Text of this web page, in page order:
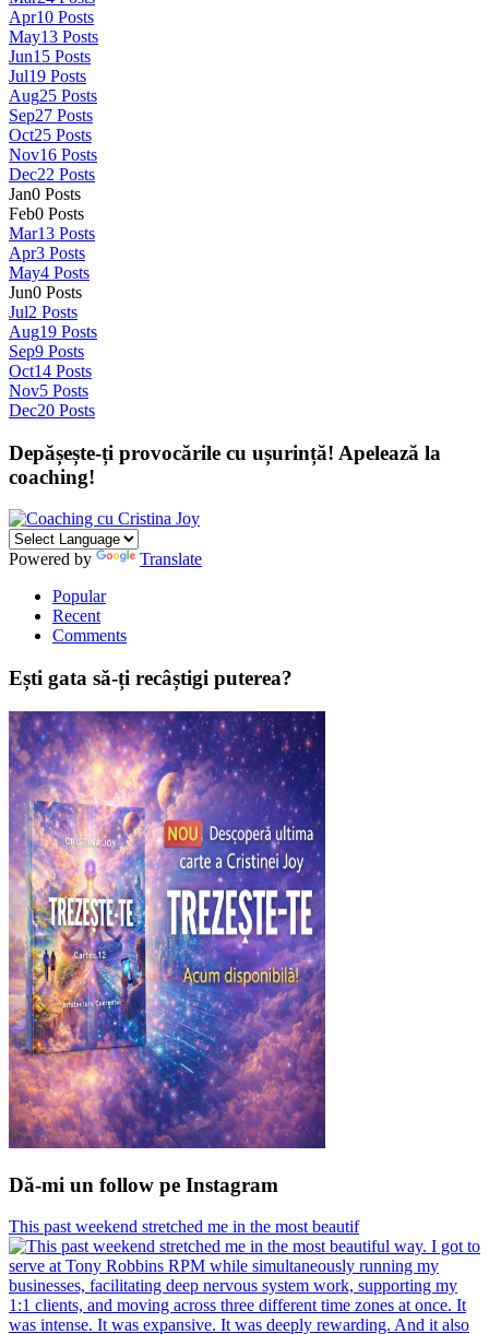
Apr10 Posts
May13 Posts
Jun15 Posts
Jul19 Posts
Aug25 Posts
Sep27 Posts
Oct25 Posts
Nov16 Posts
Dec22 Posts
Jan0 Posts
Feb0 Posts
Mar13 Posts
Apr3 Posts
May4 Posts
Jun0 Posts
Jul2 Posts
Aug19 Posts
Sep9 Posts
Oct14 Posts
Nov5 Posts
Dec20 Posts
Depășește-ți provocările cu ușurință! Apelează la
coaching!
Powered by
Translate
Popular
Recent
Comments
Ești gata să-ți recâștigi puterea?
Dă-mi un follow pe Instagram
This past weekend stretched me in the most beautif